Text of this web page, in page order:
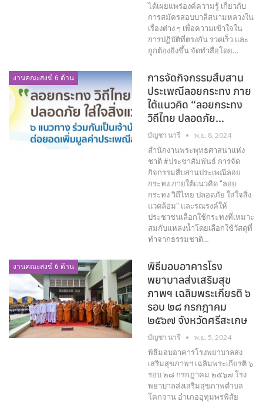
ได้เผยแพร่องค์ความรู้ เกี่ยวกับ
การสมัครสอบบาลีสนามหลวงใน
เรื่องต่าง ๆ เพื่อความเข้าใจใน
การปฏิบัติที่ตรงกัน รวดเร็ว และ
ถูกต้องยิ่งขึ้น จัดทำสื่อโดย…
งานคณะสงฆ์ 6 ด้าน
การจัดกิจกรรมสืบสาน
ประเพณีลอยกระทง ภาย
ใต้แนวคิด “ลอยกระทง
วิถีไทย ปลอดภัย…
บัญชา นารี พ.ย. 8, 2024
สำนักงานพระพุทธศาสนาแห่ง
ชาติ #ประชาสัมพันธ์ การจัด
กิจกรรมสืบสานประเพณีลอย
กระทง ภายใต้แนวคิด "ลอย
กระทง วิถีไทย ปลอดภัย ใส่ใจสิ่ง
แวดล้อม" และรณรงค์ให้
ประชาชนเลือกใช้กระทงที่เหมาะ
สมกับแหล่งน้ำโดยเลือกใช้วัสดุที่
ทำจากธรรมชาติ…
งานคณะสงฆ์ 6 ด้าน
พิธีมอบอาคารโรง
พยาบาลส่งเสริมสุข
ภาพฯ เฉลิมพระเกียรติ ๖
รอบ ๒๘ กรกฎาคม
๒๕๖๗ จังหวัดศรีสะเกษ
บัญชา นารี พ.ย. 5, 2024
พิธีมอบอาคารโรงพยาบาลส่ง
เสริมสุขภาพฯ เฉลิมพระเกียรติ ๖
รอบ ๒๘ กรกฎาคม ๒๕๖๗ โรง
พยาบาลส่งเสริมสุขภาพตำบล
โคกจาน อำเภออุทุมพรพิสัย